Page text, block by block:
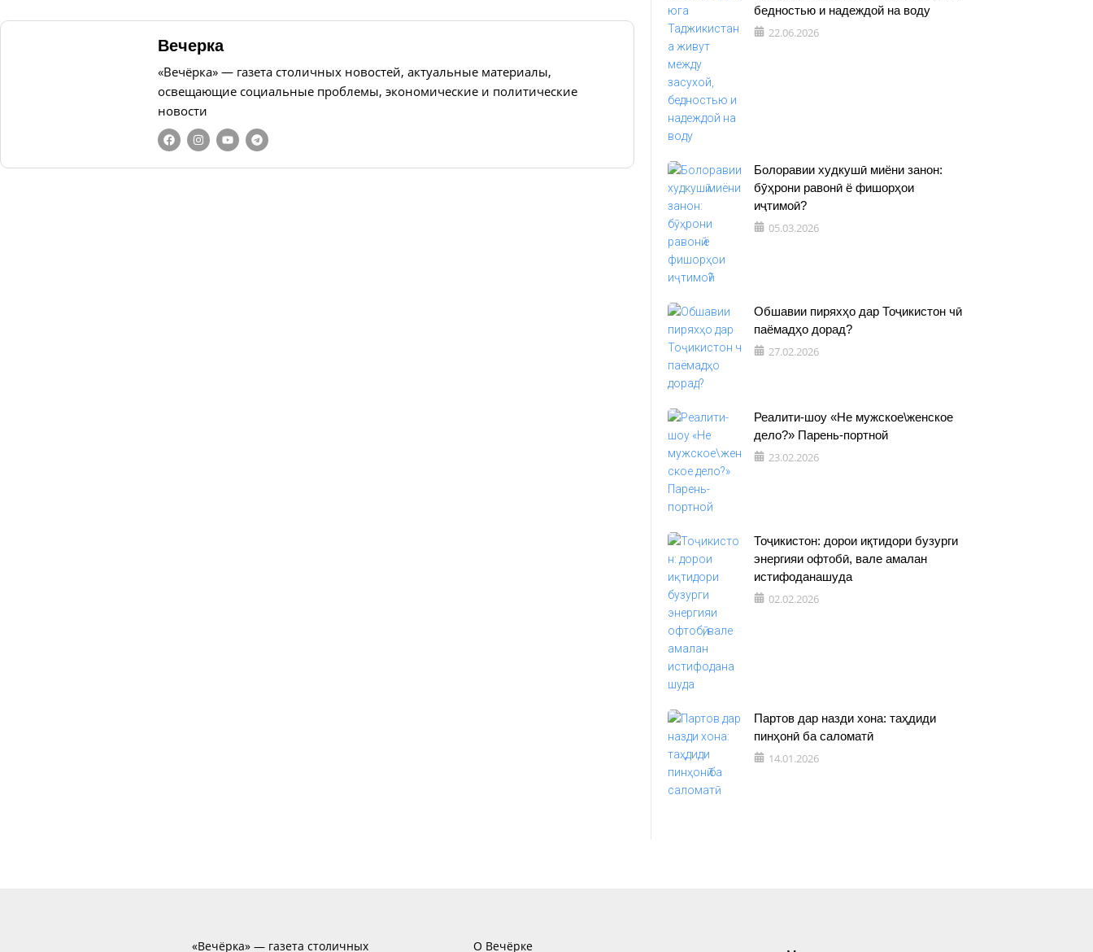
Вечерка
«Вечёрка» — газета столичных новостей, актуальные материалы,
освещающие социальные проблемы, экономические и политические
новости
бедностью и надеждой на воду
22.06.2026
Болоравии худкушӣ миёни занон:
бӯҳрони равонӣ ё фишорҳои
иҷтимоӣ?
05.03.2026
Обшавии пиряхҳо дар Тоҷикистон чӣ
паёмадҳо дорад?
27.02.2026
Реалити-шоу «Не мужское\женское
дело?» Парень-портной
23.02.2026
Тоҷикистон: дорои иқтидори бузурги
энергияи офтобӣ, вале амалан
истифоданашуда
02.02.2026
Партов дар назди хона: таҳдиди
пинҳонӣ ба саломатӣ
14.01.2026
«Вечёрка» — газета столичных О Вечёрке